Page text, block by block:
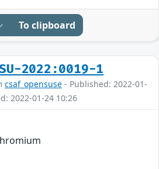
To clipboard
SU-2022:0019-1
csaf_opensuse - Published: 2022-01-
2022-01-24 10:26